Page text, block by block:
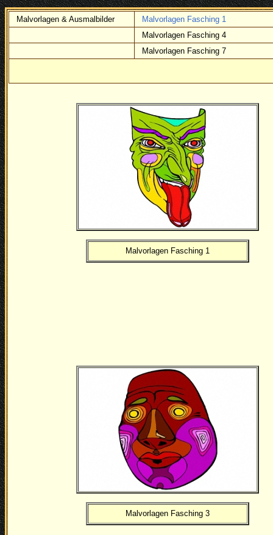
Malvorlagen & Ausmalbilder
Malvorlagen Fasching 1
Malvorlagen Fasching 4
Malvorlagen Fasching 7
Malvorlagen Fasching 1
Malvorlagen Fasching 3